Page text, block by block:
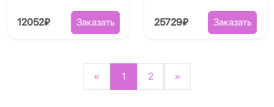
12052₽ Заказать 25729₽ Заказать
« 1 2 »